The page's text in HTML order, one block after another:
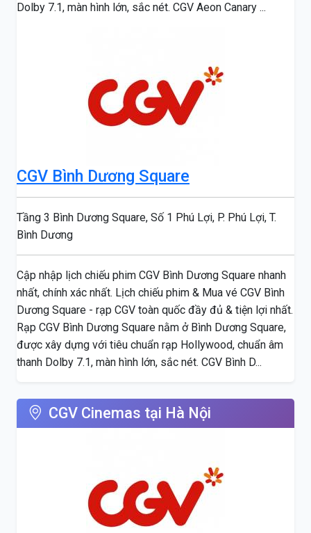
Dolby 7.1, màn hình lớn, sắc nét. CGV Aeon Canary ...
CGV Bình Dương Square
Tầng 3 Bình Dương Square, Số 1 Phú Lợi, P. Phú Lợi, T.
Bình Dương
Cập nhập lịch chiếu phim CGV Bình Dương Square nhanh
nhất, chính xác nhất. Lịch chiếu phim & Mua vé CGV Bình
Dương Square - rạp CGV toàn quốc đầy đủ & tiện lợi nhất.
Rạp CGV Bình Dương Square nằm ở Bình Dương Square,
được xây dựng với tiêu chuẩn rạp Hollywood, chuẩn âm
thanh Dolby 7.1, màn hình lớn, sắc nét. CGV Bình D...
CGV Cinemas tại Hà Nội